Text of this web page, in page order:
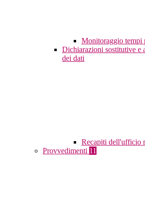
Monitoraggio tempi
Dichiarazioni sostitutive e
dei dati
Recapiti dell'ufficio
Provvedimenti 11